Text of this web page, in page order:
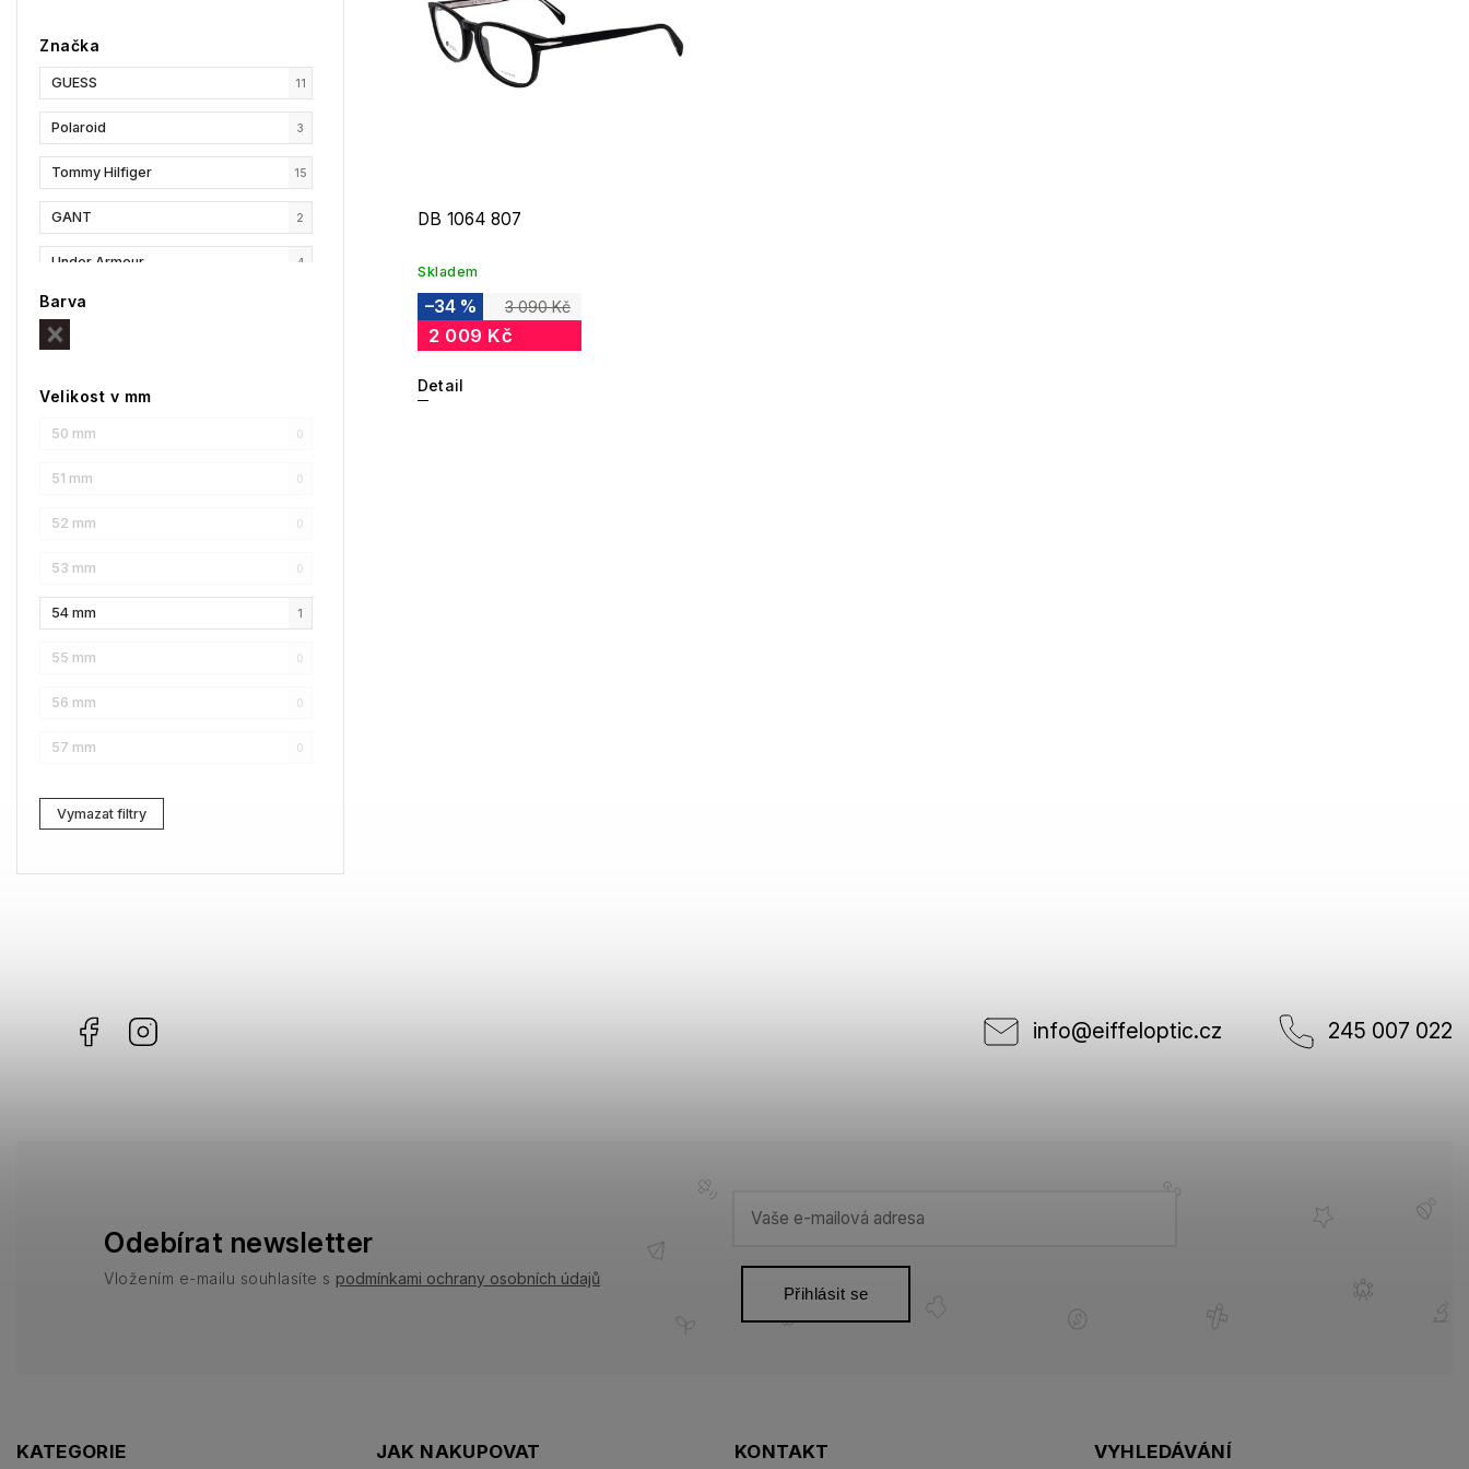
Značka
GUESS 11
Polaroid 3
Tommy Hilfiger 15
GANT 2
Under Armour 4
Privé Revaux
HUGO
Karl Lagerfeld
Pierre Cardin 3
Web 12
NAUTICA 9
Lacoste 2
Kenzo 3
Carrera 6
G-Star RAW 10
Jil Sander 3
Marc Jacobs
Barva
Velikost v mm
50 mm 0
51 mm 0
52 mm 0
53 mm 0
54 mm 1
55 mm 0
56 mm 0
57 mm 0
Vymazat filtry
DB 1064 807
Skladem
3 090 Kč
–34 %
2 009 Kč
Detail
Facebook info@eiffeloptic.cz 245 007 022
KATEGORIE JAK NAKUPOVAT KONTAKT
Odebírat newsletter
Vložením e-mailu souhlasíte s podmínkami ochrany osobních údajů
Přihlásit se
VYHLEDÁVÁNÍ